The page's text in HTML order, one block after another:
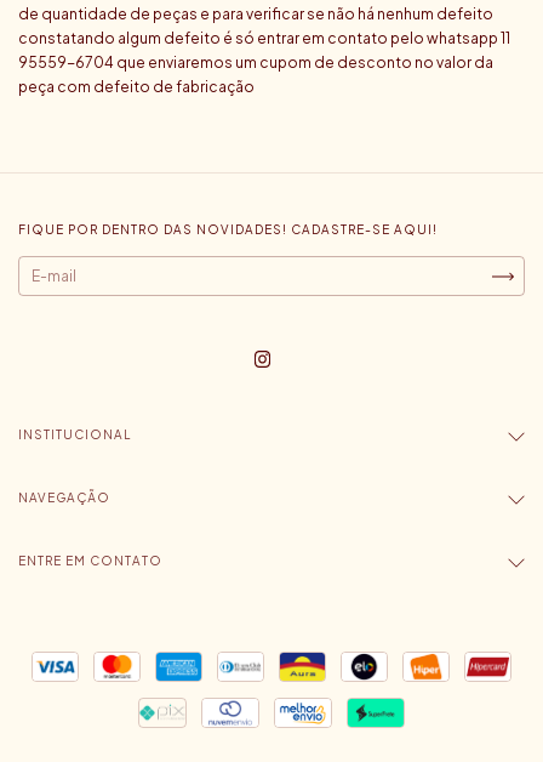
de quantidade de peças e para verificar se não há nenhum defeito
constatando algum defeito é só entrar em contato pelo whatsapp 11
95559-6704 que enviaremos um cupom de desconto no valor da
peça com defeito de fabricação
FIQUE POR DENTRO DAS NOVIDADES! CADASTRE-SE AQUI!
INSTITUCIONAL
NAVEGAÇÃO
ENTRE EM CONTATO